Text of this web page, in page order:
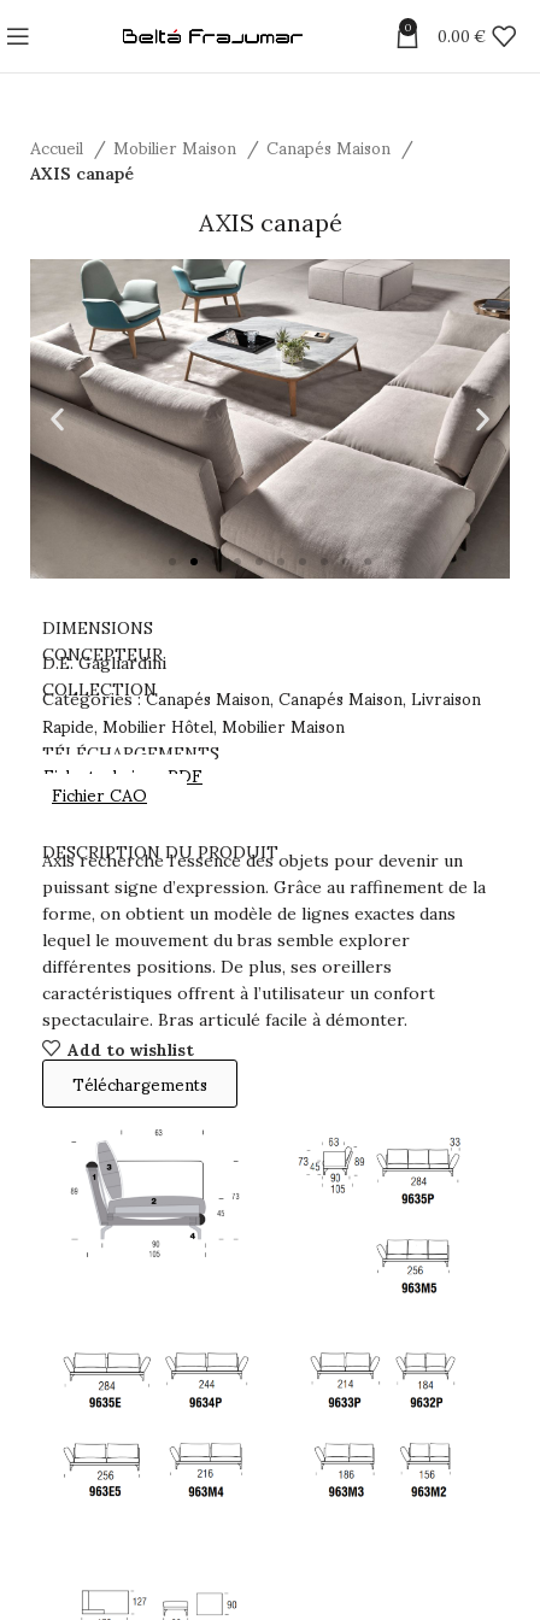
0 0.00 €
Accueil Mobilier Maison Canapés Maison
AXIS canapé
AXIS canapé
DESCRIPTION DU PRODUIT
Axis recherche l’essence des objets pour devenir un
puissant signe d’expression. Grâce au raffinement de la
forme, on obtient un modèle de lignes exactes dans
lequel le mouvement du bras semble explorer
différentes positions. De plus, ses oreillers
caractéristiques offrent à l’utilisateur un confort
spectaculaire. Bras articulé facile à démonter.
Add to wishlist
Téléchargements
DIMENSIONS
CONCEPTEUR
D.E. Gagliardini
COLLECTION
Catégories :Canapés Maison, Canapés Maison, Livraison
Rapide, Mobilier Hôtel, Mobilier Maison
TÉLÉCHARGEMENTS
Fiche technique PDF
Fichier CAO